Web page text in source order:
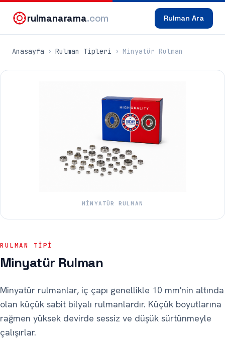
rulmanarama.com Rulman Ara
Anasayfa › Rulman Tipleri › Minyatür Rulman
MINYATÜR RULMAN
RULMAN TIPI
Minyatür Rulman
Minyatür rulmanlar, iç çapı genellikle 10 mm'nin altında
olan küçük sabit bilyalı rulmanlardır. Küçük boyutlarına
rağmen yüksek devirde sessiz ve düşük sürtünmeyle
çalışırlar.